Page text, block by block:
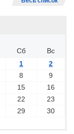
Сб
Вс
1
2
8
9
15
16
22
23
29
30